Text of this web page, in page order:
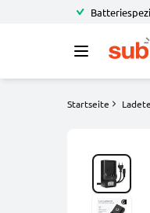
Startseite